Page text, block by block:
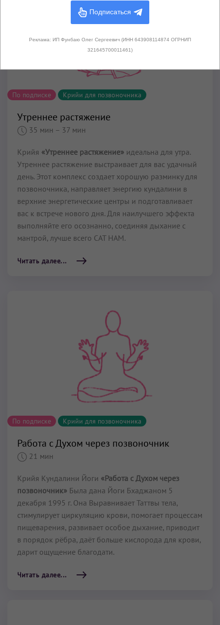
По подписке Крийи для позвоночника
Утреннее растяжение
35 мин – 37 мин
Крийя «Утреннее растяжение» идеальна для утра.
Утреннее растяжение выстраивает для вас удачный
день. Этот комплекс создает хорошую разминку для
позвоночника, направляет энергию кундалини в
верхние энергетические центры и подготавливает
вас к встрече нового дня. Для наилучшего эффекта
выполняйте его осознанно, соединяя дыхание с
мантрой, лучше всего САТ НАМ.
Читать далее...
По подписке Крийи для позвоночника
Работа с Духом через позвоночник
21 мин
Крийя Кундалини Йоги «Работа с Духом через
позвоночник» Была дана Йоги Бхаджаном 5
декабря 1995 г. Она Выравнивает Таттвы тела,
стимулирует циркуляцию крови, помогает процессам
пищеварения, развивает особое дыхание, приводит
в порядок рёбра, даёт больше кислорода для крови,
дарит ощущение благодати.
Читать далее...
Подписаться
Реклама: ИП Фунбаю Олег Сергеевич (ИНН 643908114874 ОГРНИП
321645700011461)